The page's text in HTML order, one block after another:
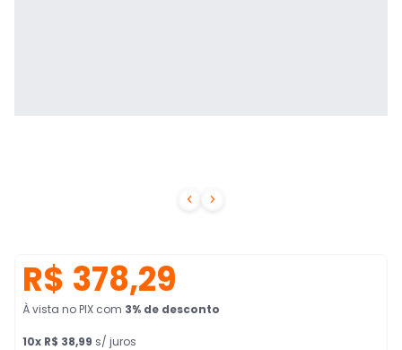
 
R$ 378,29
À vista no PIX com 3% de desconto
10x R$ 38,99 s/ juros